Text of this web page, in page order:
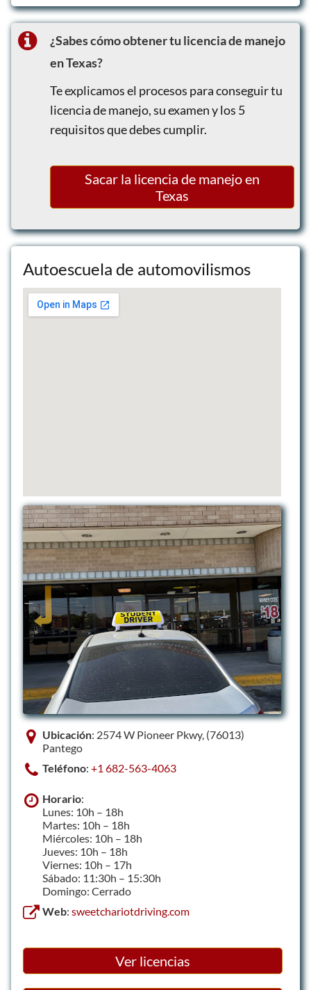
Preparación para exámenes
¿Sabes cómo obtener tu licencia de manejo
en Texas?
Te explicamos el procesos para conseguir tu
licencia de manejo, su examen y los 5
requisitos que debes cumplir.
Sacar la licencia de manejo en
Texas
Autoescuela de automovilismos
Ubicación: 2574 W Pioneer Pkwy, (76013)
Pantego
Teléfono: +1 682-563-4063
Horario:
Lunes: 10h – 18h
Martes: 10h – 18h
Miércoles: 10h – 18h
Jueves: 10h – 18h
Viernes: 10h – 17h
Sábado: 11:30h – 15:30h
Domingo: Cerrado
Web: sweetchariotdriving.com
Ver licencias